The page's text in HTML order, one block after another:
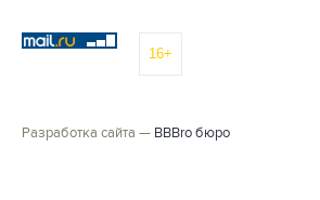
16+
Разработка сайта — BBBro бюро